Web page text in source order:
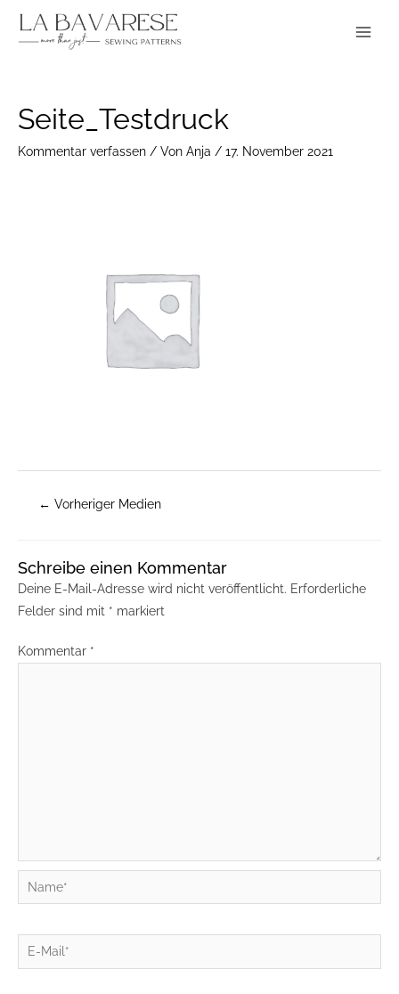
Inhalt
Seite_Testdruck
Kommentar verfassen / Von Anja / 17. November 2021
navigation
← Vorheriger Medien
Schreibe einen Kommentar
Deine E-Mail-Adresse wird nicht veröffentlicht. Erforderliche
Felder sind mit * markiert
Kommentar *
Name*
E-
Mail*